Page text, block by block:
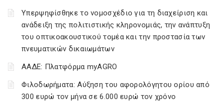
Υπερψηφίσθηκε το νομοσχέδιο για τη διαχείριση και
ανάδειξη της πολιτιστικής κληρονομιάς, την ανάπτυξη
του οπτικοακουστικού τομέα και την προστασία των
πνευματικών δικαιωμάτων
ΑΑΔΕ: Πλατφόρμα myAGRO
Φιλοδωρήματα: Αύξηση του αφορολόγητου ορίου από
300 ευρώ τον μήνα σε 6.000 ευρώ τον χρόνο